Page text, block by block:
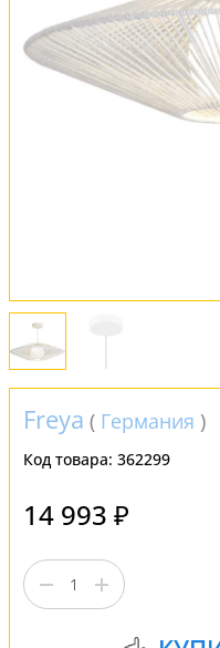
Freya ( Германия )
Код товара: 362299
14 993 ₽